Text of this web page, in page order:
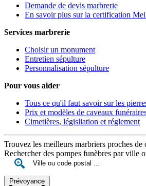
Demande de devis marbrerie
En savoir plus sur la certification
Services marbrerie
Choisir un monument
Entretien sépulture
Personnalisation sépulture
Pour vous aider
Tous ce qu'il faut savoir sur les
Prix et modèles de caveaux
Cimetières, législiation et réglement
Trouvez les meilleurs marbriers proches de
Rechercher des pompes funèbres par ville
Prévoyance